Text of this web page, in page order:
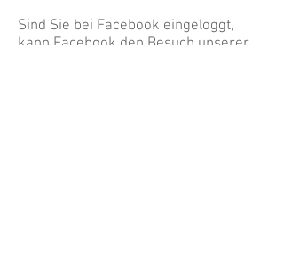
Sind Sie bei Facebook eingeloggt,
kann Facebook den Besuch unserer